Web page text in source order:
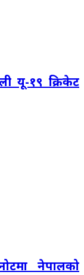
यू-१९ क्रिकेट
नेपालको